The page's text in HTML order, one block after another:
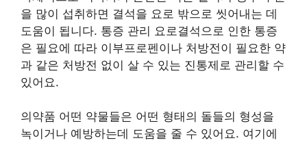
을 많이 섭취하면 결석을 요로 밖으로 씻어내는 데
도움이 됩니다. 통증 관리 요로결석으로 인한 통증
은 필요에 따라 이부프로펜이나 처방전이 필요한 약
과 같은 처방전 없이 살 수 있는 진통제로 관리할 수
있어요.
의약품 어떤 약물들은 어떤 형태의 돌들의 형성을
녹이거나 예방하는데 도움을 줄 수 있어요. 여기에